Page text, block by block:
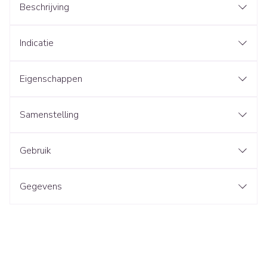
Beschrijving
Indicatie
Eigenschappen
Samenstelling
Gebruik
Gegevens